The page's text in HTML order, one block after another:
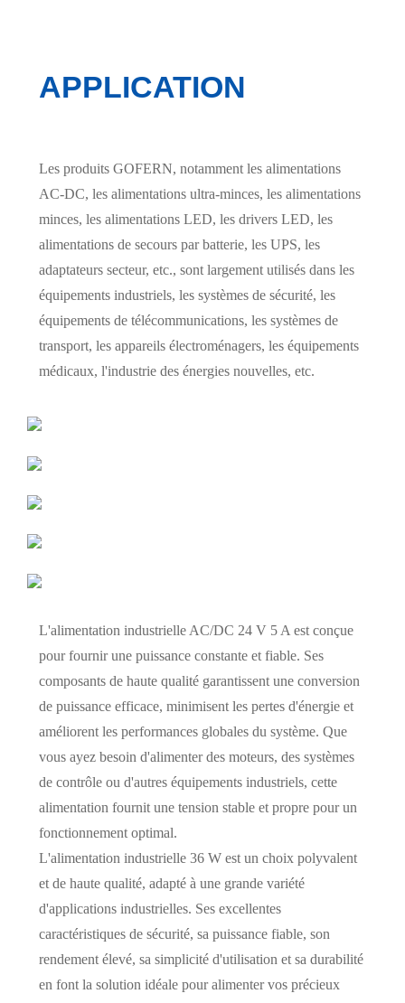
APPLICATION
Les produits GOFERN, notamment les alimentations
AC-DC, les alimentations ultra-minces, les alimentations
minces, les alimentations LED, les drivers LED, les
alimentations de secours par batterie, les UPS, les
adaptateurs secteur, etc., sont largement utilisés dans les
équipements industriels, les systèmes de sécurité, les
équipements de télécommunications, les systèmes de
transport, les appareils électroménagers, les équipements
médicaux, l'industrie des énergies nouvelles, etc.
L'alimentation industrielle AC/DC 24 V 5 A est conçue
pour fournir une puissance constante et fiable. Ses
composants de haute qualité garantissent une conversion
de puissance efficace, minimisent les pertes d'énergie et
améliorent les performances globales du système. Que
vous ayez besoin d'alimenter des moteurs, des systèmes
de contrôle ou d'autres équipements industriels, cette
alimentation fournit une tension stable et propre pour un
fonctionnement optimal.
L'alimentation industrielle 36 W est un choix polyvalent
et de haute qualité, adapté à une grande variété
d'applications industrielles. Ses excellentes
caractéristiques de sécurité, sa puissance fiable, son
rendement élevé, sa simplicité d'utilisation et sa durabilité
en font la solution idéale pour alimenter vos précieux